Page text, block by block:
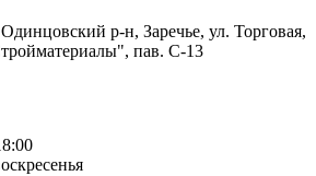
р-н, Заречье, ул. Торговая,
пав. С-13